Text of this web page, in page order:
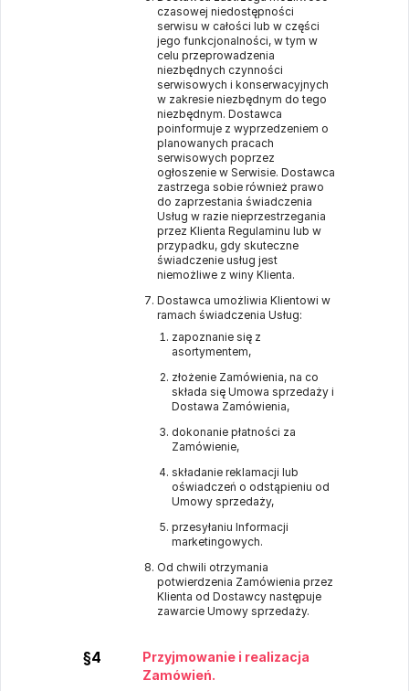
czasowej niedostępności
serwisu w całości lub w części
jego funkcjonalności, w tym w
celu przeprowadzenia
niezbędnych czynności
serwisowych i konserwacyjnych
w zakresie niezbędnym do tego
niezbędnym. Dostawca
poinformuje z wyprzedzeniem o
planowanych pracach
serwisowych poprzez
ogłoszenie w Serwisie. Dostawca
zastrzega sobie również prawo
do zaprzestania świadczenia
Usług w razie nieprzestrzegania
przez Klienta Regulaminu lub w
przypadku, gdy skuteczne
świadczenie usług jest
niemożliwe z winy Klienta.
Dostawca umożliwia Klientowi w
ramach świadczenia Usług:
zapoznanie się z
asortymentem,
złożenie Zamówienia, na co
składa się Umowa sprzedaży i
Dostawa Zamówienia,
dokonanie płatności za
Zamówienie,
składanie reklamacji lub
oświadczeń o odstąpieniu od
Umowy sprzedaży,
przesyłaniu Informacji
marketingowych.
Od chwili otrzymania
potwierdzenia Zamówienia przez
Klienta od Dostawcy następuje
zawarcie Umowy sprzedaży.
§4
Przyjmowanie i realizacja
Zamówień.